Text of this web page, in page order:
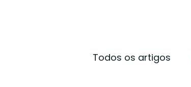
Todos os artigos